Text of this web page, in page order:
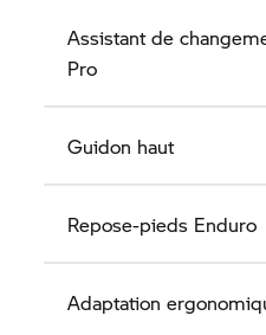
Assistant de
Pro
Guidon haut
Repose-pieds Enduro
Adaptation